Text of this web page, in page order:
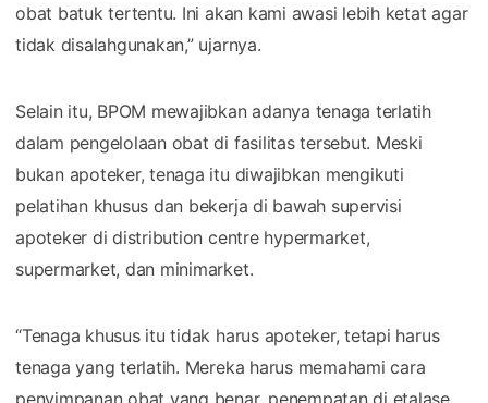
obat batuk tertentu. Ini akan kami awasi lebih ketat agar
tidak disalahgunakan,” ujarnya.
Selain itu, BPOM mewajibkan adanya tenaga terlatih
dalam pengelolaan obat di fasilitas tersebut. Meski
bukan apoteker, tenaga itu diwajibkan mengikuti
pelatihan khusus dan bekerja di bawah supervisi
apoteker di distribution centre hypermarket,
supermarket, dan minimarket.
“Tenaga khusus itu tidak harus apoteker, tetapi harus
tenaga yang terlatih. Mereka harus memahami cara
penyimpanan obat yang benar, penempatan di etalase,